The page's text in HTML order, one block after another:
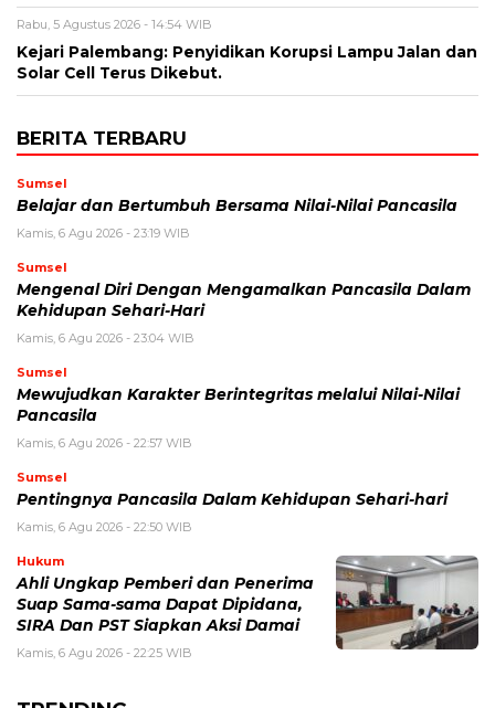
Rabu, 5 Agustus 2026 - 14:54 WIB
Kejari Palembang: Penyidikan Korupsi Lampu Jalan dan
Solar Cell Terus Dikebut.
BERITA TERBARU
Sumsel
Belajar dan Bertumbuh Bersama Nilai-Nilai Pancasila
Kamis, 6 Agu 2026 - 23:19 WIB
Sumsel
Mengenal Diri Dengan Mengamalkan Pancasila Dalam
Kehidupan Sehari-Hari
Kamis, 6 Agu 2026 - 23:04 WIB
Sumsel
Mewujudkan Karakter Berintegritas melalui Nilai-Nilai
Pancasila
Kamis, 6 Agu 2026 - 22:57 WIB
Sumsel
Pentingnya Pancasila Dalam Kehidupan Sehari-hari
Kamis, 6 Agu 2026 - 22:50 WIB
Hukum
Ahli Ungkap Pemberi dan Penerima
Suap Sama-sama Dapat Dipidana,
SIRA Dan PST Siapkan Aksi Damai
Kamis, 6 Agu 2026 - 22:25 WIB